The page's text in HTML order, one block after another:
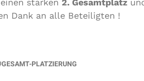
starken 2. Gesamtplatz
Dank an alle Beteiligten !
GESAMT-PLATZIERUNG